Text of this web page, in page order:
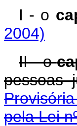
I - o
2004)
II - o
pela Lei